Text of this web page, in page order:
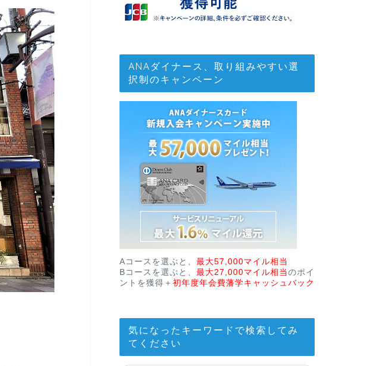
ANAダイナース、取り組みやすい選
択制のキャンペーン
Aコースを選ぶと、 最大57,000マイル相当
Bコースを選ぶと、 最大27,000マイル相当 のポイ
ントを獲得＋ 初年度年会費藩学キャッシュバック
気になったキーワードで検索してみ
てください